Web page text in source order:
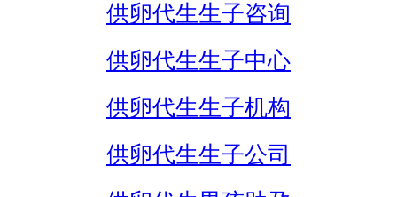
供卵代生生子咨询
供卵代生生子中心
供卵代生生子机构
供卵代生生子公司